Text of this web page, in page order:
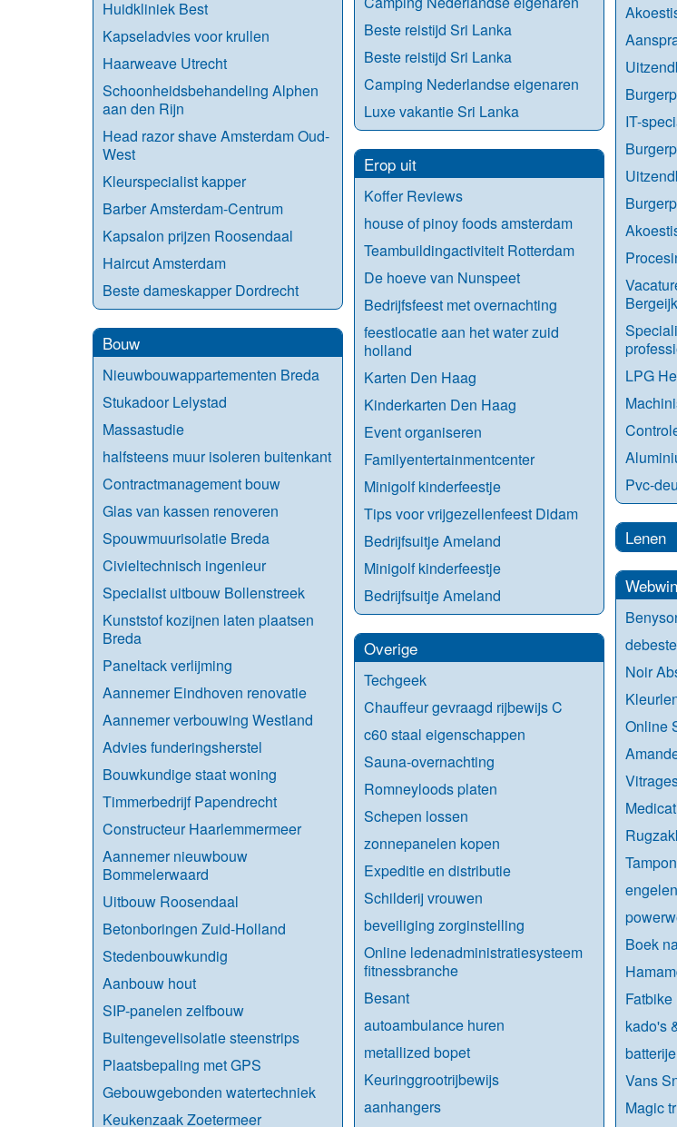
Huidkliniek Best
Kapseladvies voor krullen
Haarweave Utrecht
Schoonheidsbehandeling Alphen
aan den Rijn
Head razor shave Amsterdam Oud-
West
Kleurspecialist kapper
Barber Amsterdam-Centrum
Kapsalon prijzen Roosendaal
Haircut Amsterdam
Beste dameskapper Dordrecht
Bouw
Nieuwbouwappartementen Breda
Stukadoor Lelystad
Massastudie
halfsteens muur isoleren buitenkant
Contractmanagement bouw
Glas van kassen renoveren
Spouwmuurisolatie Breda
Civieltechnisch ingenieur
Specialist uitbouw Bollenstreek
Kunststof kozijnen laten plaatsen
Breda
Paneltack verlijming
Aannemer Eindhoven renovatie
Aannemer verbouwing Westland
Advies funderingsherstel
Bouwkundige staat woning
Timmerbedrijf Papendrecht
Constructeur Haarlemmermeer
Aannemer nieuwbouw
Bommelerwaard
Uitbouw Roosendaal
Betonboringen Zuid-Holland
Stedenbouwkundig
Aanbouw hout
SIP-panelen zelfbouw
Buitengevelisolatie steenstrips
Plaatsbepaling met GPS
Gebouwgebonden watertechniek
Keukenzaak Zoetermeer
Beste reistijd Sri Lanka
Beste reistijd Sri Lanka
Camping Nederlandse eigenaren
Luxe vakantie Sri Lanka
Erop uit
Koffer Reviews
house of pinoy foods amsterdam
Teambuildingactiviteit Rotterdam
De hoeve van Nunspeet
Bedrijfsfeest met overnachting
feestlocatie aan het water zuid
holland
Karten Den Haag
Kinderkarten Den Haag
Event organiseren
Familyentertainmentcenter
Minigolf kinderfeestje
Tips voor vrijgezellenfeest Didam
Bedrijfsuitje Ameland
Minigolf kinderfeestje
Bedrijfsuitje Ameland
Overige
Techgeek
Chauffeur gevraagd rijbewijs C
c60 staal eigenschappen
Sauna-overnachting
Romneyloods platen
Schepen lossen
zonnepanelen kopen
Expeditie en distributie
Schilderij vrouwen
beveiliging zorginstelling
Online ledenadministratiesysteem
fitnessbranche
Besant
autoambulance huren
metallized bopet
Keuringgrootrijbewijs
aanhangers
IT-
Bergeijk
LPG
Pvc-
Lenen
Noir
Online
Boek
Fatbike
kado's
Vans
Magic